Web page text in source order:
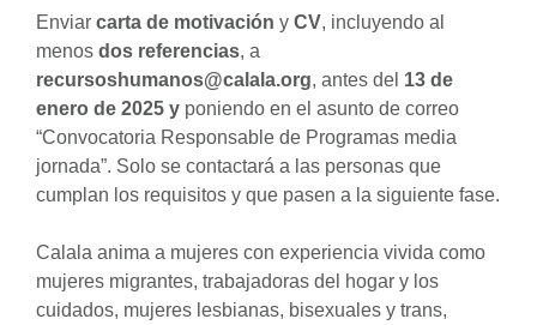
Enviar carta de motivación y CV, incluyendo al
menos dos referencias, a
recursoshumanos@calala.org, antes del 13 de
enero de 2025 y poniendo en el asunto de correo
“Convocatoria Responsable de Programas media
jornada”. Solo se contactará a las personas que
cumplan los requisitos y que pasen a la siguiente fase.
Calala anima a mujeres con experiencia vivida como
mujeres migrantes, trabajadoras del hogar y los
cuidados, mujeres lesbianas, bisexuales y trans,